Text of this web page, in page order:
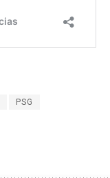
PSG